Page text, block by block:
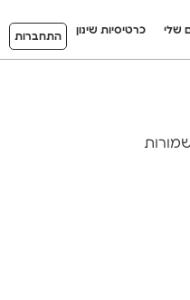
שלי כרטיסיות שינון
התחברות